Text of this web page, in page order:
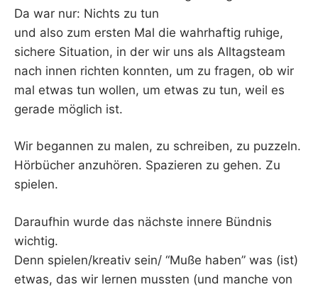
Da war nur: Nichts zu tun
und also zum ersten Mal die wahrhaftig ruhige,
sichere Situation, in der wir uns als Alltagsteam
nach innen richten konnten, um zu fragen, ob wir
mal etwas tun wollen, um etwas zu tun, weil es
gerade möglich ist.
Wir begannen zu malen, zu schreiben, zu puzzeln.
Hörbücher anzuhören. Spazieren zu gehen. Zu
spielen.
Daraufhin wurde das nächste innere Bündnis
wichtig.
Denn spielen/kreativ sein/ “Muße haben” was (ist)
etwas, das wir lernen mussten (und manche von